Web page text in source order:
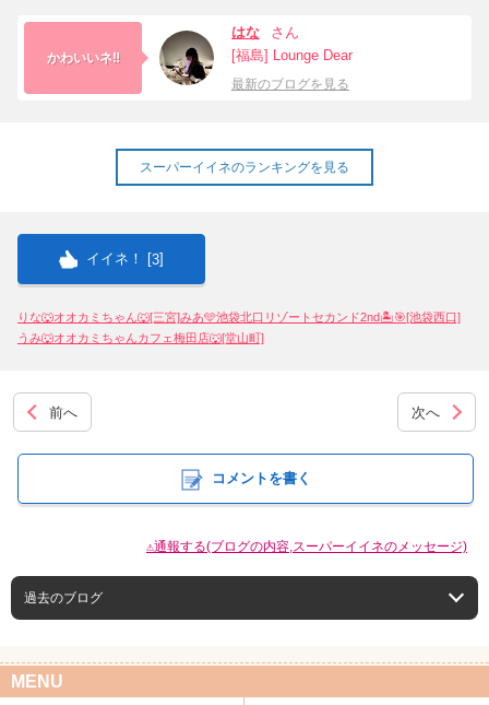
かわいいネ‼️
はな
さん
[福島] Lounge Dear
最新のブログを見る
スーパーイイネのランキングを見る
イイネ！ [3]
りな🐺オオカミちゃん🐺[三宮]みあ🩵池袋北口リゾートセカンド2nd🏝️🎯[池袋西口]
うみ🐺オオカミちゃんカフェ梅田店🐺[堂山町]
前へ 次へ
コメントを書く
⚠通報する(ブログの内容,スーパーイイネのメッセージ)
過去のブログ
MENU
新規会員登録
中四国 九州